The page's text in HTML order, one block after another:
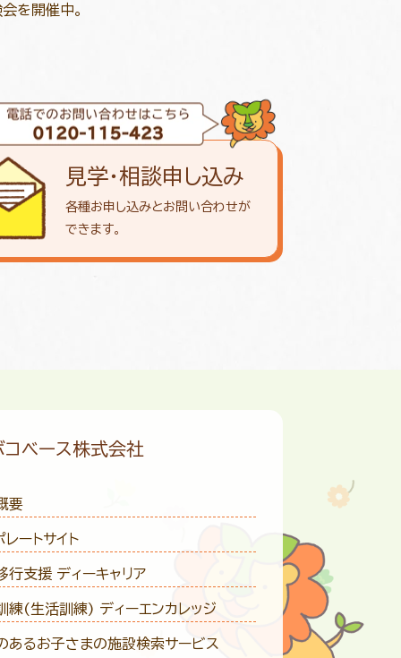
を開催中。
見学・相談申し込み
各種お申し込みとお問い合わせが
できます。
コベース株式会社
要
レートサイト
行支援 ディーキャリア
練(生活訓練) ディーエンカレッジ
あるお子さまの施設検索サービス